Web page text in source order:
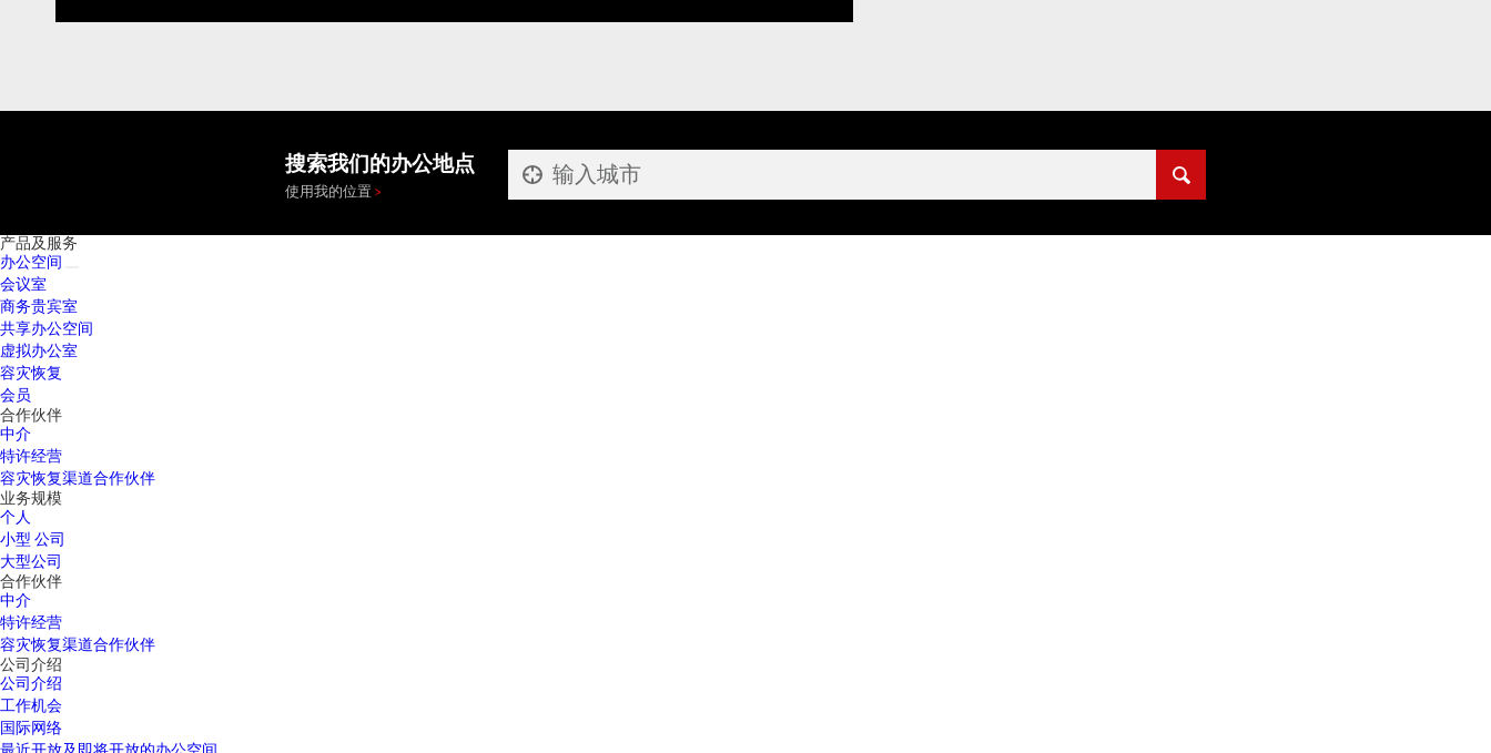
搜索我们的办公地点
使用我的位置
产品及服务
办公空间
会议室
商务贵宾室
共享办公空间
虚拟办公室
容灾恢复
会员
合作伙伴
中介
特许经营
容灾恢复渠道合作伙伴
业务规模
个人
小型 公司
大型公司
合作伙伴
中介
特许经营
容灾恢复渠道合作伙伴
公司介绍
公司介绍
工作机会
国际网络